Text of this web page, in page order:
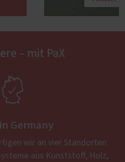
– mit PaX

Germany
wir an vier Standorten
aus Kunststoff, Holz,